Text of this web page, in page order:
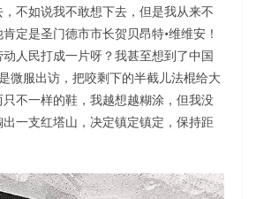
不如说我不敢想下去，但是我从来不
定是圣门德市市长贺贝昂特•维维安！
人民打成一片呀？我甚至想到了中国
微服出访，把咬剩下的半截儿法棍给大
不一样的鞋，我越想越糊涂，但我没
一支红塔山，决定镇定镇定，保持距